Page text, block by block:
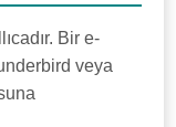
Bir e-
veya